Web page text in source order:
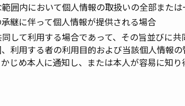
囲内において個人情報の取扱いの全部また
継に伴って個人情報が提供される場合
して利用する場合であって、その旨並びに
利用する者の利用目的および当該個人情報
じめ本人に通知し、または本人が容易に知